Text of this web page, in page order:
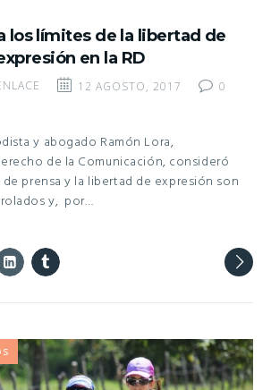
los límites de la libertad de
en la RD
12 AGOSTO, 2017 0
y abogado Ramón Lora,
de la Comunicación, consideró
prensa y la libertad de expresión son
y, por…